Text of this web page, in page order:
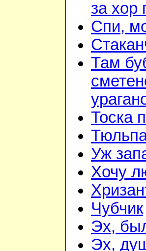
за хор
Спи,
Там
Тоска
Уж
Хочу
Чубчик
Эх,
Эх,